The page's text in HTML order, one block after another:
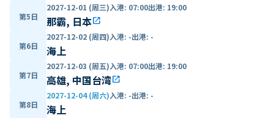
第5日
2027-12-01 (周三)入港: 07:00出港: 19:00
那霸, 日本open_in_new
第6日
2027-12-02 (周四)入港: -出港: -
海上
第7日
2027-12-03 (周五)入港: 07:00出港: 19:00
高雄, 中国台湾open_in_new
第8日
2027-12-04 (周六)入港: -出港: -
海上